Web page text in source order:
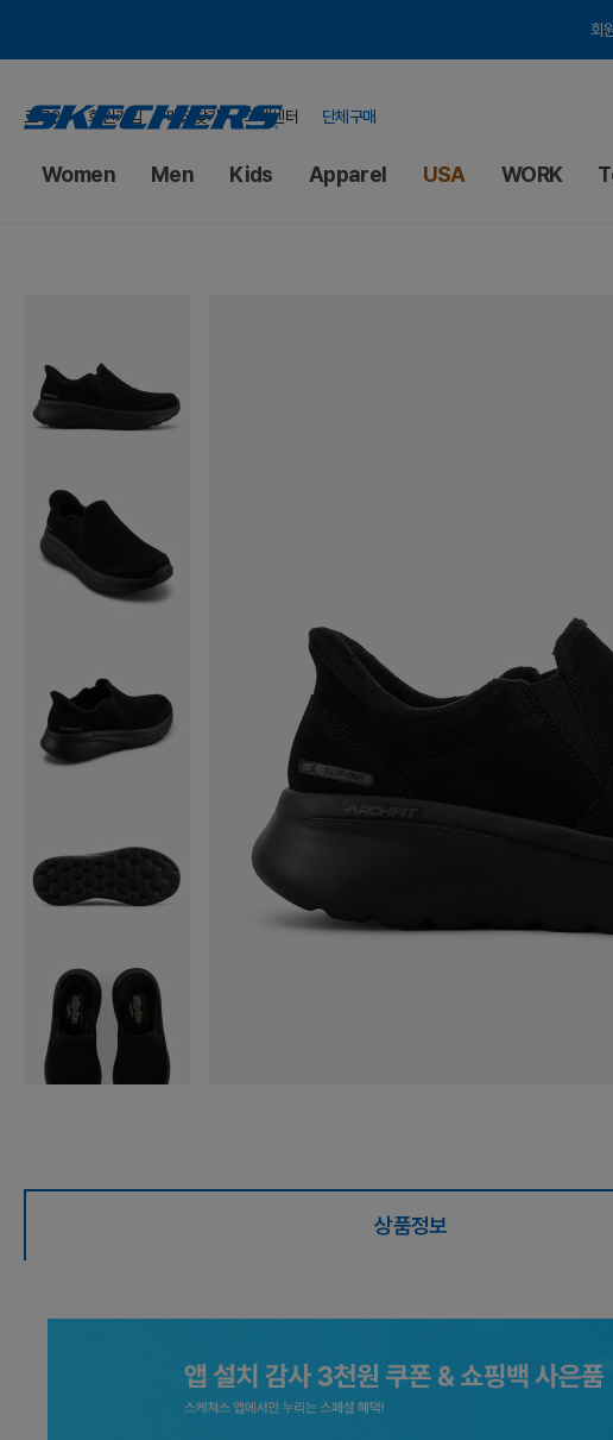
회
로그인 회원가입 매장찾기 고객센터 단체구매
Women Men Kids Apparel USA WORK
상품정보